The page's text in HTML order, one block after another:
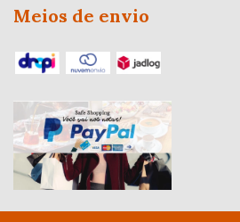
Meios de envio